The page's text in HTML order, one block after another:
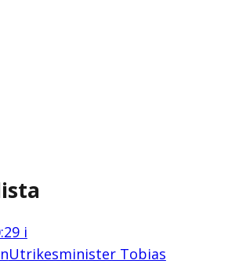
i
Utrikesminister Tobias